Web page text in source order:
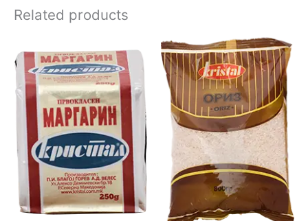
Related products